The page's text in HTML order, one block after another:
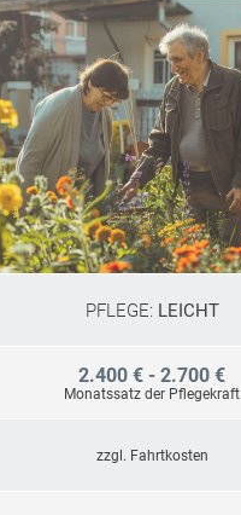
PFLEGE: LEICHT
2.400 € - 2.700 €
Monatssatz der Pflegekraft
zzgl. Fahrtkosten